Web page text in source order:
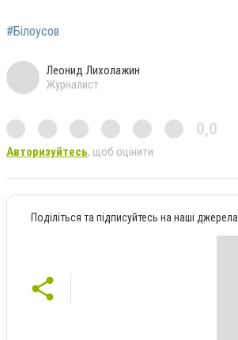
#Білоусов
Леонид Лихолажин
Журналист
0,0
Авторизуйтесь, щоб оцінити
Поділіться та підписуйтесь на наші джерела